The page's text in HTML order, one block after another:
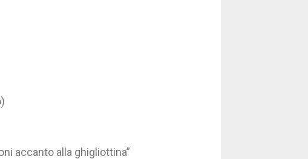
accanto alla ghigliottina”